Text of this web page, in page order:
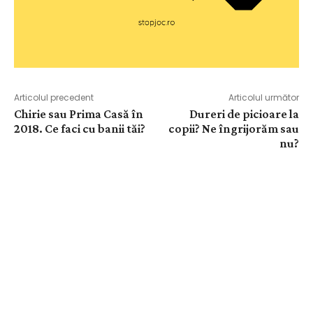
Articolul precedent
Chirie sau Prima Casă în
2018. Ce faci cu banii tăi?
Articolul următor
Dureri de picioare la
copii? Ne îngrijorăm sau
nu?